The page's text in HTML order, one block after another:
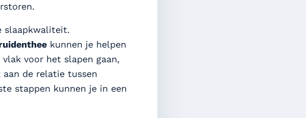
slaapkwaliteit.
kunnen je helpen
voor het slapen gaan,
de relatie tussen
stappen kunnen je in een